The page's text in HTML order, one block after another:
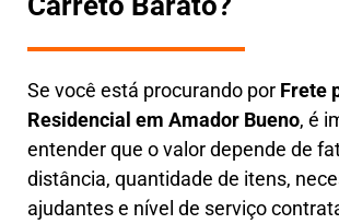
Se você está procurando por Frete
Residencial em Amador Bueno, é
entender que o valor depende de
distância, quantidade de itens,
ajudantes e nível de serviço